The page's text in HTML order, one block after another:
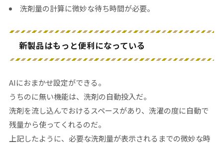
洗剤量の計算に微妙な待ち時間が必要。
新製品はもっと便利になっている
AIにおまかせ設定ができる。
うちのに無い機能は、洗剤の自動投入だ。
洗剤を流し込んでおけるスペースがあり、洗濯の度に自動で
残量から使ってくれるのだ。
上記したように、必要な洗剤量が表示されるまでの微妙な時